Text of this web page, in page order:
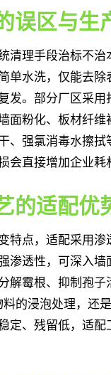
误区与生
清理手段治标不
单水洗，仅能去
发。部分厂区采
面粉化、板材纤
、强氯消毒水擦
直接增加企业耗
的适配优
特点，适配采用
渗透性，可深入
解霉根、抑制孢
的浸泡处理，还
定、残留低，适